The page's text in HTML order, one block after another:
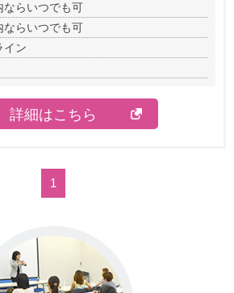
ならいつでも可
ならいつでも可
イン
詳細はこちら
1